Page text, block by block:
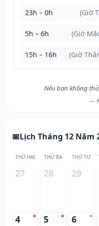
23h – 0h (Giờ
5h – 6h (Giờ
15h – 16h (Giờ
Nếu bạn không
—
Lịch Tháng 12 Năm
THỨ HAI THỨ BA THỨ TƯ
27 28 29
4 5 6